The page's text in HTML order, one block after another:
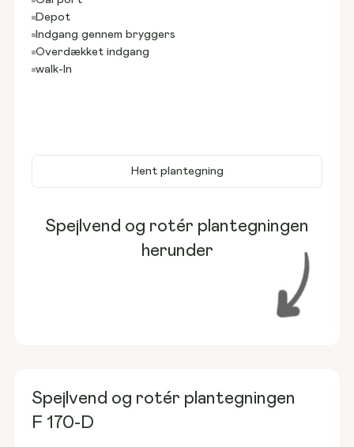
Depot
Indgang gennem bryggers
Overdækket indgang
walk-In
Hent plantegning
Spejlvend og rotér plantegningen
herunder
Spejlvend og rotér plantegningen
F 170-D